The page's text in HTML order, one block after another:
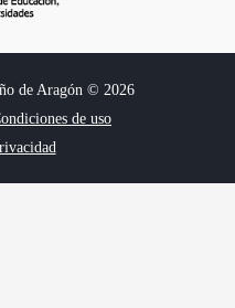
de Aragón © 2026
de uso